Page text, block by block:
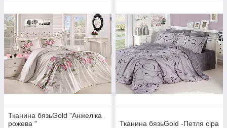
Тканина бязьGold "Анжеліка
рожева "
Тканина бязьGold -Петля сіра